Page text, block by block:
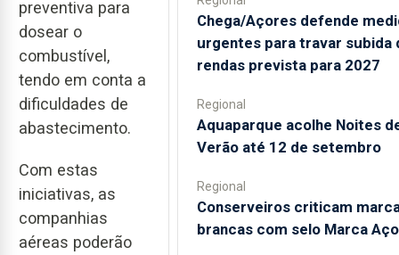
preventiva para
dosear o
combustível,
tendo em conta a
dificuldades de
abastecimento.
Com estas
iniciativas, as
companhias
aéreas poderão
Chega/Açores defende
urgentes para travar subida
rendas prevista para 2027
Regional
Aquaparque acolhe Noites
Verão até 12 de setembro
Regional
Conserveiros criticam
brancas com selo Marca